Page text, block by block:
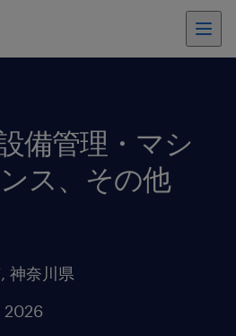
備管理・マシ
ス、その他
, 神奈川県
2026